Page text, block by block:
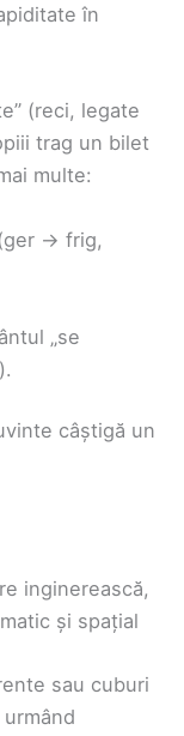
în
(reci, legate
trag un bilet
multe:
→ frig,
„se
câștigă un
inginerească,
și spațial
sau cuburi